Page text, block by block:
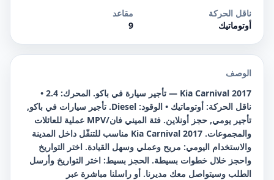
ناقل الحركة
أوتوماتيك
مقاعد
9
الوصف
Kia Carnival 2017 — تأجير سيارة في باكو. المحرك: 2.4 •
ناقل الحركة: أوتوماتيك • الوقود: Diesel. تأجير سيارات في باكو,
تأجير يومي, حجز أونلاين. فئة الميني فان/MPV عملية للعائلات
والمجموعات. Kia Carnival 2017 مناسب للتنقّل داخل المدينة
والاستخدام اليومي: مريح وعملي وسهل القيادة. اختر التواريخ
واحجز خلال خطوات بسيطة. الحجز بسيط: اختر التواريخ وأرسل
الطلب وسيتواصل معك مديرنا. أو راسلنا مباشرة عبر